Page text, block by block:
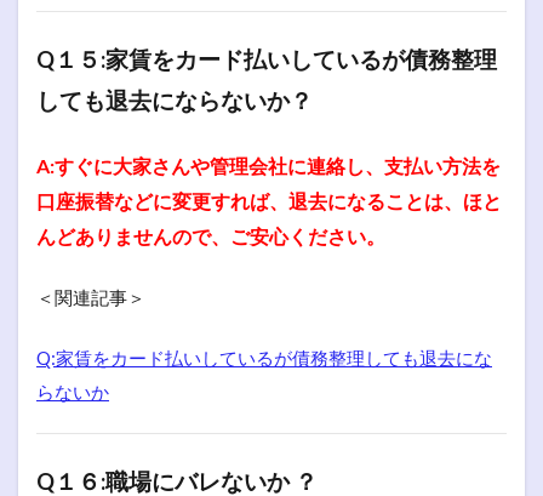
Q１５:家賃をカード払いしているが債務整理
しても退去にならないか？
A:すぐに大家さんや管理会社に連絡し、支払い方法を
口座振替などに変更すれば、退去になることは、ほと
んどありませんので、ご安心ください。
＜関連記事＞
Q:家賃をカード払いしているが債務整理しても退去にな
らないか
Q１６:職場にバレないか ？